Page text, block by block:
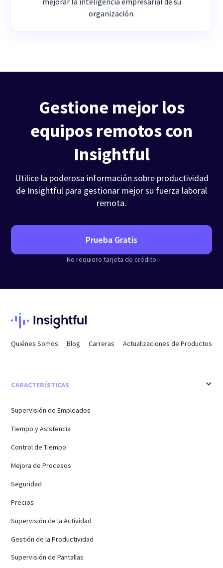
organización.
Gestione mejor los
equipos remotos con
Insightful
Utilice la poderosa información sobre productividad
de Insightful para gestionar mejor su fuerza laboral
remota.
Prueba Gratis
No requiere tarjeta de crédito
Quiénes Somos Blog Carreras Actualizaciones de Productos
CARACTERÍSTICAS
Supervisión de Empleados
Tiempo y Asistencia
Control de Tiempo
Mejora de Procesos
Seguridad
Precios
Supervisión de la Actividad
Gestión de la Productividad
Supervisión de Pantallas